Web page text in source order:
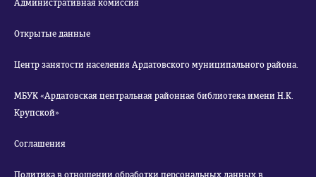
Административная комиссия
Открытые данные
Центр занятости населения Ардатовского муниципального района.
МБУК «Ардатовская центральная районная библиотека имени Н.К.
Крупской»
Соглашения
Политика в отношении обработки персональных данных в